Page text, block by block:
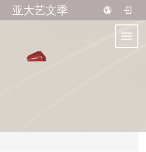
亚大艺文季